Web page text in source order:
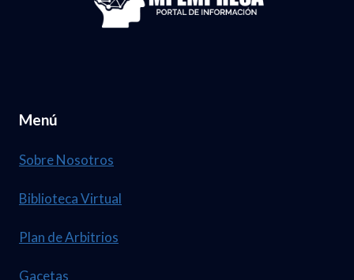
Menú
Sobre Nosotros
Biblioteca Virtual
Plan de Arbitrios
Gacetas